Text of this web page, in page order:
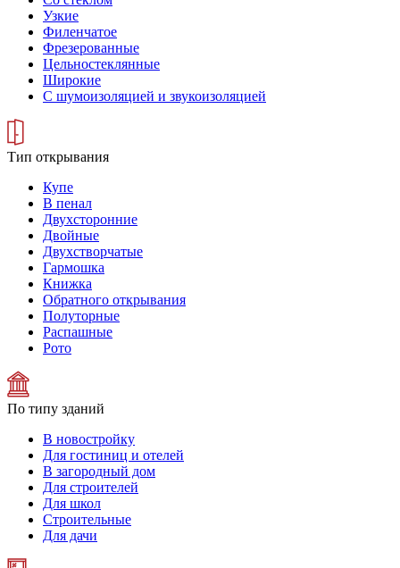
Узкие
Филенчатое
Фрезерованные
Цельностеклянные
Широкие
С шумоизоляцией и звукоизоляцией
Тип открывания
Купе
В пенал
Двухсторонние
Двойные
Двухстворчатые
Гармошка
Книжка
Обратного открывания
Полуторные
Распашные
Рото
По типу зданий
В новостройку
Для гостиниц и отелей
В загородный дом
Для строителей
Для школ
Строительные
Для дачи